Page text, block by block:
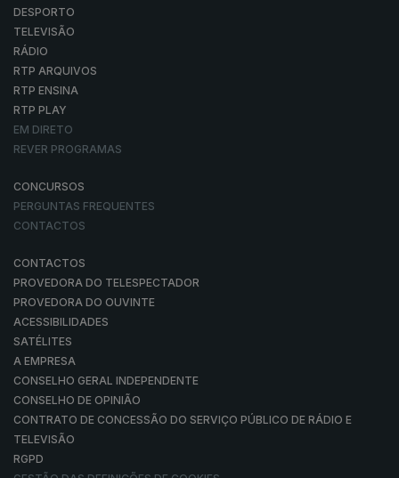
DESPORTO
TELEVISÃO
RÁDIO
RTP ARQUIVOS
RTP ENSINA
RTP PLAY
EM DIRETO
REVER PROGRAMAS
CONCURSOS
PERGUNTAS FREQUENTES
CONTACTOS
CONTACTOS
PROVEDORA DO TELESPECTADOR
PROVEDORA DO OUVINTE
ACESSIBILIDADES
SATÉLITES
A EMPRESA
CONSELHO GERAL INDEPENDENTE
CONSELHO DE OPINIÃO
CONTRATO DE CONCESSÃO DO SERVIÇO PÚBLICO DE RÁDIO E
TELEVISÃO
RGPD